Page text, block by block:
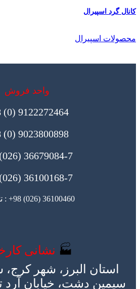
کانال گرد اسپیرال
محصولات اسپیرال
واحد فروش
9122272464 (0) 98+
9023800898 (0) 98+
36679084-7 (026) 98+
36100168-7 (026) 98+
36100460 (026) 98+ : تلفکس
🏭 نشانی
استان البرز، شهر
سیمین دشت، خیابان آرد